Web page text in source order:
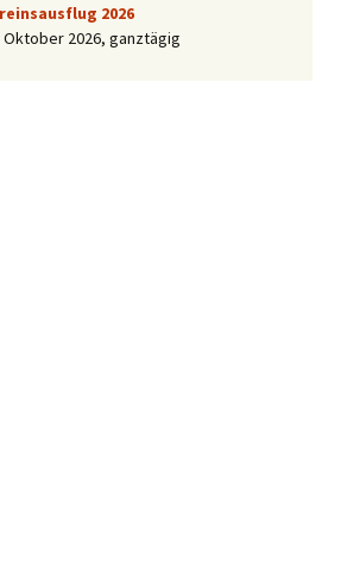
2026
Oktober 2026, ganztägig